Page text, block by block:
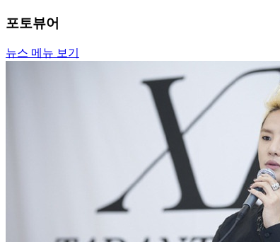
포토뷰어
뉴스 메뉴 보기